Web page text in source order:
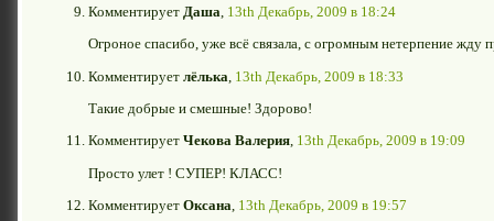
Комментирует Даша 13th Декабрь, 2009 в 18:24
Огроное спасибо, уже всё связала, с огромным нетерпение
Комментирует лёлька 13th Декабрь, 2009 в 18:33
Такие добрые и смешные! Здорово!
Комментирует Чекова Валерия, 13th Декабрь, 2009 в 19:09
Просто улет ! СУПЕР! КЛАСС!
Комментирует Оксана 13th Декабрь, 2009 в 19:57